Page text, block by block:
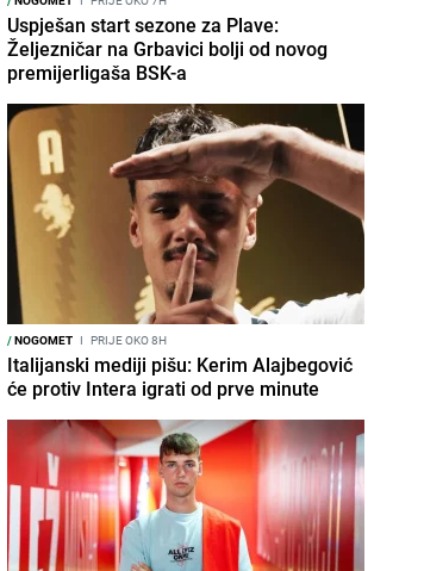
Uspješan start sezone za Plave:
Željezničar na Grbavici bolji od novog
premijerligaša BSK-a
/NOGOMET I PRIJE OKO 8H
Italijanski mediji pišu: Kerim Alajbegović
će protiv Intera igrati od prve minute